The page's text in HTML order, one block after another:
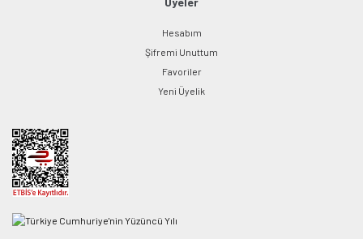
Hesabım
Şifremi Unuttum
Favoriler
Yeni Üyelik